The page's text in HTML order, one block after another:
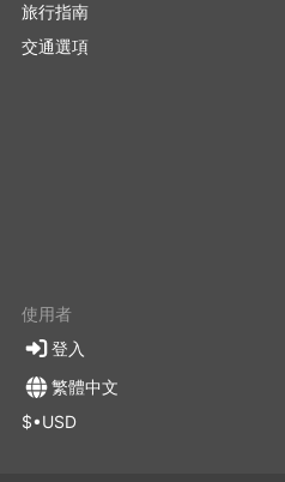
旅行指南
交通選項
使用者
登入
繁體中文
$•USD